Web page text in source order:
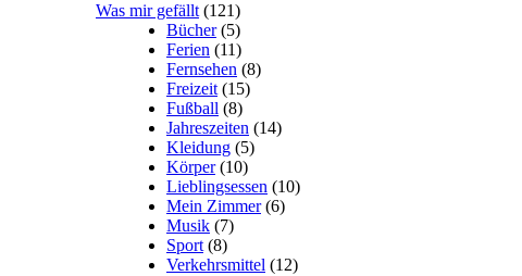
Was mir gefällt (121)
Bücher(5)
Ferien (11)
Fernsehen (8)
Freizeit (15)
Fußball (8)
Jahreszeiten (14)
Kleidung (5)
Körper(10)
Lieblingsessen (10)
Mein Zimmer(6)
Musik (7)
Sport (8)
Verkehrsmittel (12)